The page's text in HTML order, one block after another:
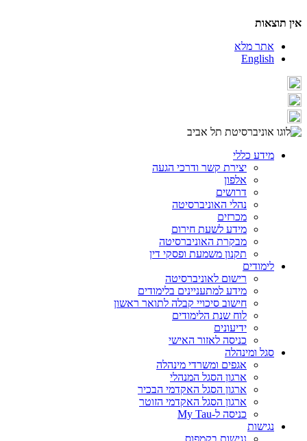
אין תוצאות
אתר מלא
English
מידע כללי
יצירת קשר ודרכי הגעה
אלפון
דרושים
נהלי האוניברסיטה
מכרזים
מידע לשעת חירום
מבקרת האוניברסיטה
תקנון משמעת ופסקי דין
לימודים
רישום לאוניברסיטה
מידע למתעניינים בלימודים
חישוב סיכויי קבלה לתואר ראשון
לוח שנת הלימודים
ידיעונים
כניסה לאזור האישי
סגל ומינהלה
אגפים ומשרדי מינהלה
ארגון הסגל המנהלי
ארגון הסגל האקדמי הבכיר
ארגון הסגל האקדמי הזוטר
כניסה ל-My Tau
נגישות
נגישות בקמפוס